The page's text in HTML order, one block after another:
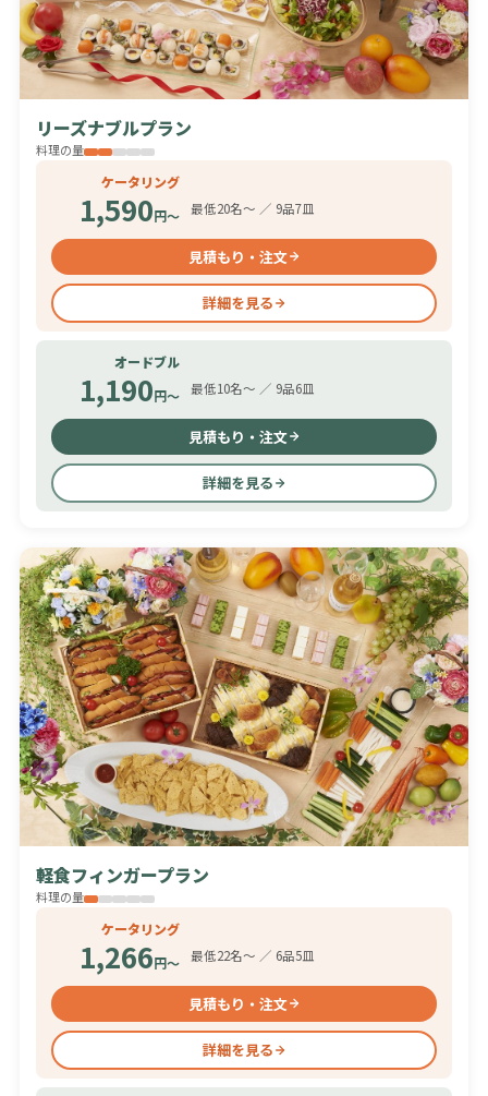
リーズナブルプラン
料理の量
ケータリング
1,590円〜 最低20名〜 ／ 9品7皿
見積もり・注文
詳細を見る
オードブル
1,190円〜 最低10名〜 ／ 9品6皿
見積もり・注文
詳細を見る
軽食フィンガープラン
料理の量
ケータリング
1,266円〜 最低22名〜 ／ 6品5皿
見積もり・注文
詳細を見る